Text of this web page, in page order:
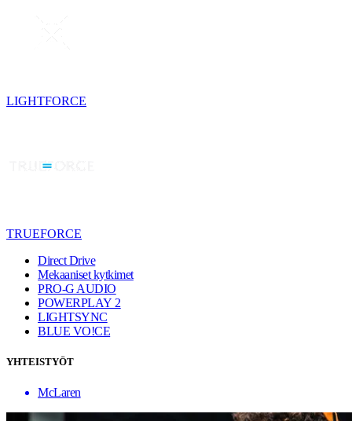
LIGHTFORCE
TRUEFORCE
Direct Drive
Mekaaniset kytkimet
PRO-G AUDIO
POWERPLAY 2
LIGHTSYNC
BLUE VO!CE
YHTEISTYÖT
McLaren